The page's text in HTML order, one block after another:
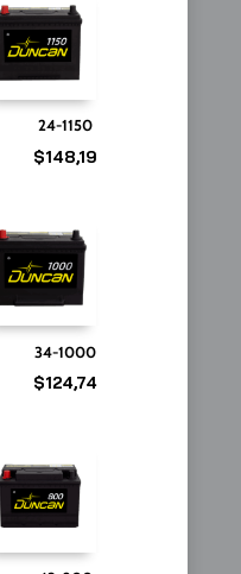
24-1150
$148,19
34-1000
$124,74